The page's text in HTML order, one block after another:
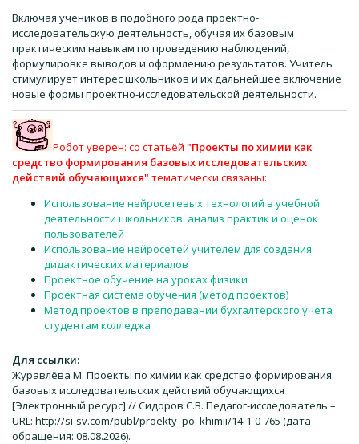
Включая учеников в подобного рода проектно-
исследовательскую деятельность, обучая их базовым
практическим навыкам по проведению наблюдений,
формулировке выводов и оформлению результатов. Учитель
стимулирует интерес школьников и их дальнейшее включение
новые формы проектно-исследовательской деятельности.
Робот уверен: со статьёй "Проекты по химии как
средство формирования базовых исследовательских
действий обучающихся" тематически связаны:
Использование нейросетевых технологий в учебной
деятельности школьников: анализ практик и оценок
пользователей
Использование нейросетей учителем для создания
дидактических материалов
Проектное обучение на уроках физики
Проектная система обучения (метод проектов)
Метод проектов в преподавании бухгалтерского учета
студентам колледжа
Для ссылки:
Журавлёва М. Проекты по химии как средство формирования
базовых исследовательских действий обучающихся
[Электронный ресурс] // Сидоров С.В. Педагог-исследователь –
URL: http://si-sv.com/publ/proekty_po_khimii/14-1-0-765 (дата
обращения: 08.08.2026).